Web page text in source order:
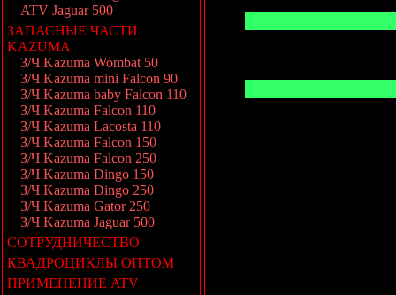
ATV Jaguar 500
ЗАПАСНЫЕ ЧАСТИ
KAZUMA
З/Ч Kazuma Wombat 50
З/Ч Kazuma mini Falcon 90
З/Ч Kazuma baby Falcon 110
З/Ч Kazuma Falcon 110
З/Ч Kazuma Lacosta 110
З/Ч Kazuma Falcon 150
З/Ч Kazuma Falcon 250
З/Ч Kazuma Dingo 150
З/Ч Kazuma Dingo 250
З/Ч Kazuma Gator 250
З/Ч Kazuma Jaguar 500
СОТРУДНИЧЕСТВО
КВАДРОЦИКЛЫ ОПТОМ
ПРИМЕНЕНИЕ ATV